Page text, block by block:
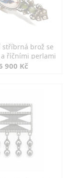
stříbrná brož se
říčními perlami
900 Kč